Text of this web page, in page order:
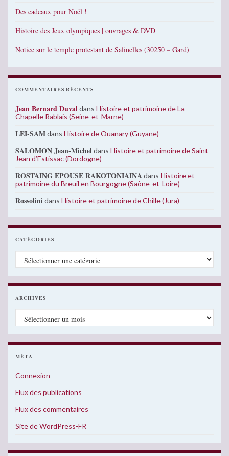
Des cadeaux pour Noël !
Histoire des Jeux olympiques | ouvrages & DVD
Notice sur le temple protestant de Salinelles (30250 – Gard)
COMMENTAIRES RÉCENTS
Jean Bernard Duvaldans Histoire et patrimoine de La
Chapelle Rablais (Seine-et-Marne)
LEI-SAMdans Histoire de Ouanary (Guyane)
SALOMON Jean-Micheldans Histoire et patrimoine de Saint
Jean d’Estissac (Dordogne)
ROSTAING EPOUSE RAKOTONIAINAdans Histoire et
patrimoine du Breuil en Bourgogne (Saône-et-Loire)
Rossolinidans Histoire et patrimoine de Chille (Jura)
CATÉGORIES
Catégories
ARCHIVES
Archives
MÉTA
Connexion
Flux des publications
Flux des commentaires
Site de WordPress-FR